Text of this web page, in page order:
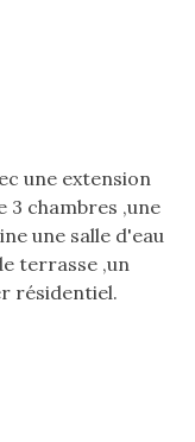
une extension
3 chambres ,une
une salle d'eau
terrasse ,un
résidentiel.